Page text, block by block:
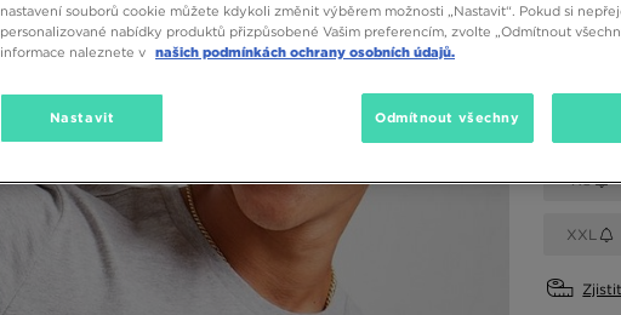
Vyberte
XS
XXL
nastavení souborů cookie můžete kdykoli změnit výběrem možnosti „Nastavit“. Pokud si
personalizované nabídky produktů přizpůsobené Vašim preferencím, zvolte „Odmítnout
informace naleznete v našich podmínkách ochrany osobních údajů.
Nastavit Odmítnout všechny